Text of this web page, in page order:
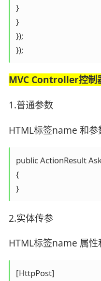
}
}
});
});
MVC Controller控制
1.普通参数
HTML标签name 和参
public ActionResult
{
}
2.实体传参
HTML标签name 属
[HttpPost]